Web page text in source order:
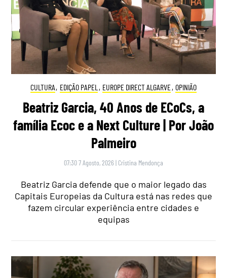
CULTURA, EDIÇÃO PAPEL , EUROPE DIRECT ALGARVE, OPINIÃO
Beatriz Garcia, 40 Anos de ECoCs, a
família Ecoc e a Next Culture | Por João
Palmeiro
07:30 7 Agosto, 2026 | Cristina Mendonça
Beatriz Garcia defende que o maior legado das
Capitais Europeias da Cultura está nas redes que
fazem circular experiência entre cidades e
equipas